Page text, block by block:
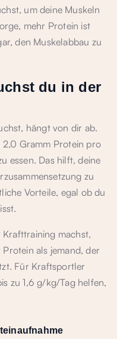
um deine Muskeln
mehr Protein ist
den Muskelabbau zu
du in der
hängt von dir ab.
2,0 Gramm Protein pro
essen. Das hilft, deine
zu
Vorteile, egal ob du
machst,
als jemand, der
Für Kraftsportler
zu 1,6 g/kg/Tag helfen,